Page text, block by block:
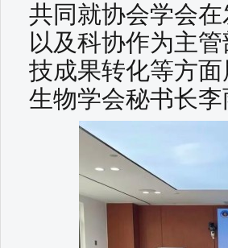
共同就协会学会
以及科协作为主
技成果转化等方
生物学会秘书长李